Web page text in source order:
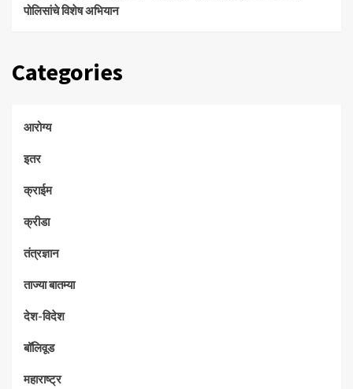
पोलिसांचे विशेष अभियान
Categories
आरोग्य
इतर
क्राईम
क्रीडा
तंत्रज्ञान
ताज्या बातम्या
देश-विदेश
बॉलिवूड
महाराष्ट्र